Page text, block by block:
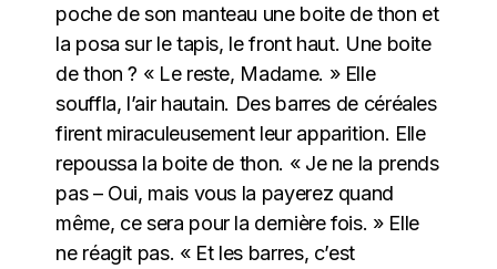
poche de son manteau une boite de thon et
la posa sur le tapis, le front haut. Une boite
de thon ? « Le reste, Madame. » Elle
souffla, l’air hautain. Des barres de céréales
firent miraculeusement leur apparition. Elle
repoussa la boite de thon. « Je ne la prends
pas – Oui, mais vous la payerez quand
même, ce sera pour la dernière fois. » Elle
ne réagit pas. « Et les barres, c’est